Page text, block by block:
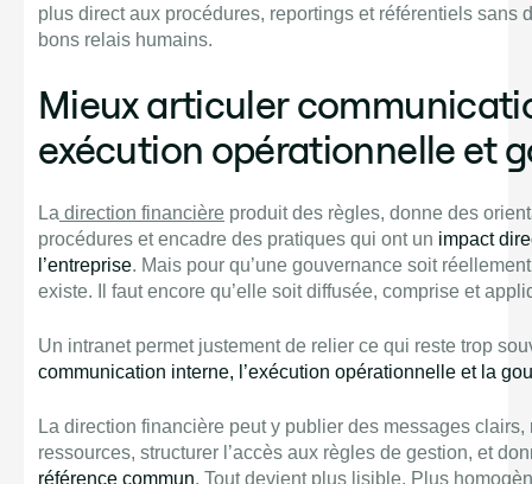
plus direct aux procédures, reportings et référentiels sans
bons relais humains.
Mieux articuler
exécution opérationnelle et
La direction financière produit des règles, donne des
procédures et encadre des pratiques qui ont un impact
l’entreprise. Mais pour qu’une gouvernance soit
existe. Il faut encore qu’elle soit diffusée, comprise et
Un intranet permet justement de relier ce qui reste trop
communication interne, l’exécution opérationnelle et la
La direction financière peut y publier des messages
ressources, structurer l’accès aux règles de gestion, et
référence commun. Tout devient plus lisible. Plus